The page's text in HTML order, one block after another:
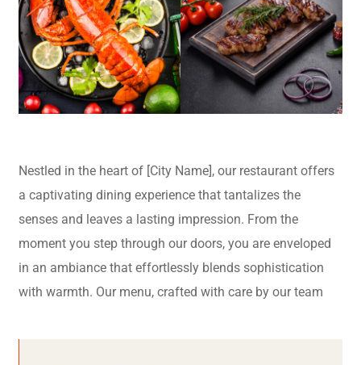
Nestled in the heart of [City Name], our restaurant offers
a captivating dining experience that tantalizes the
senses and leaves a lasting impression. From the
moment you step through our doors, you are enveloped
in an ambiance that effortlessly blends sophistication
with warmth. Our menu, crafted with care by our team